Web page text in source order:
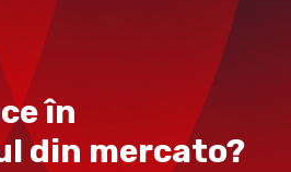
în
din mercato?